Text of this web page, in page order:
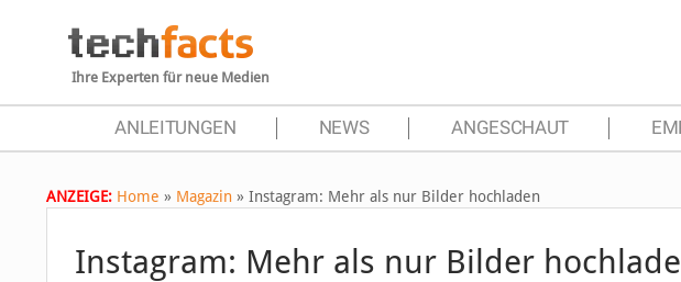
Ihre Experten für neue Medien
ANLEITUNGEN NEWS ANGESCHAUT
ANZEIGE: Home » Magazin » Instagram: Mehr als nur Bilder hochladen
Instagram: Mehr als nur Bilder